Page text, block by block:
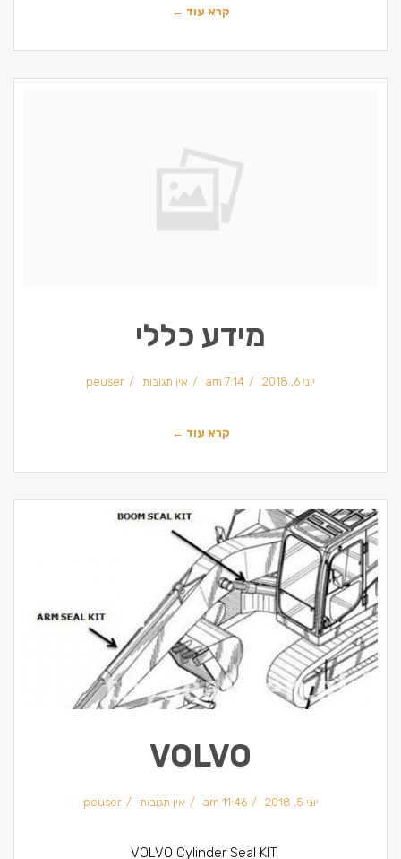
קרא עוד ←
מידע כללי
יוני 6, 2018 7:14 am אין תגובות peuser
קרא עוד ←
VOLVO
יוני 5, 2018 11:46 am אין תגובות peuser
VOLVO Cylinder Seal KIT